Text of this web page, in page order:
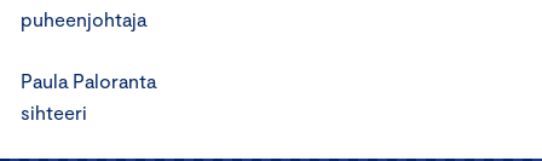
puheenjohtaja
Paula Paloranta
sihteeri